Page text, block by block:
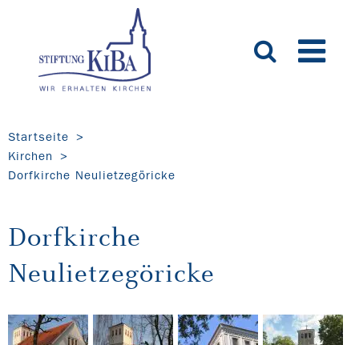
Startseite
Kirchen
Dorfkirche Neulietzegöricke
Dorfkirche
Neulietzegöricke